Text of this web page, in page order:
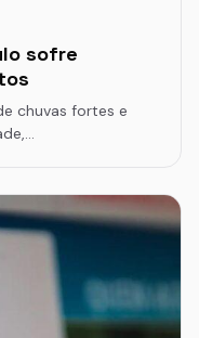
sofre
chuvas fortes e